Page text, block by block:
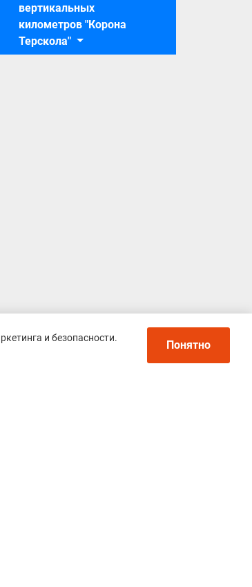
вертикальных
километров "Корона
Терскола"
и безопасности.
Понятно